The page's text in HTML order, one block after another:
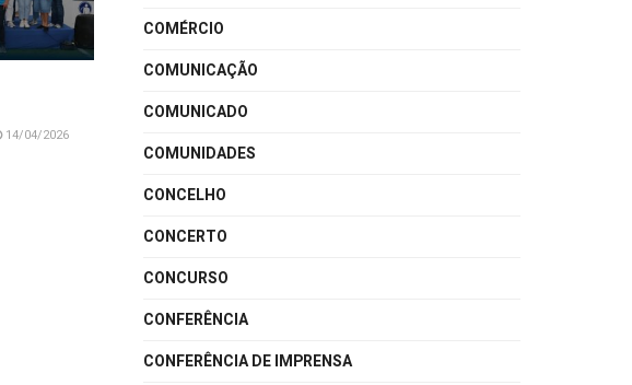
14/04/2026
COMÉRCIO
COMUNICAÇÃO
COMUNICADO
COMUNIDADES
CONCELHO
CONCERTO
CONCURSO
CONFERÊNCIA
CONFERÊNCIA DE IMPRENSA